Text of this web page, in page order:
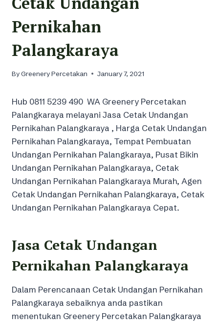
Pernikahan
Palangkaraya
ByGreenery Percetakan January 7, 2021
Hub 0811 5239 490 WA Greenery Percetakan
Palangkaraya melayani Jasa Cetak Undangan
Pernikahan Palangkaraya , Harga Cetak Undangan
Pernikahan Palangkaraya, Tempat Pembuatan
Undangan Pernikahan Palangkaraya, Pusat Bikin
Undangan Pernikahan Palangkaraya, Cetak
Undangan Pernikahan Palangkaraya Murah, Agen
Cetak Undangan Pernikahan Palangkaraya, Cetak
Undangan Pernikahan Palangkaraya Cepat.
Jasa Cetak Undangan
Pernikahan Palangkaraya
Dalam Perencanaan Cetak Undangan Pernikahan
Palangkaraya sebaiknya anda pastikan
menentukan Greenery Percetakan Palangkaraya